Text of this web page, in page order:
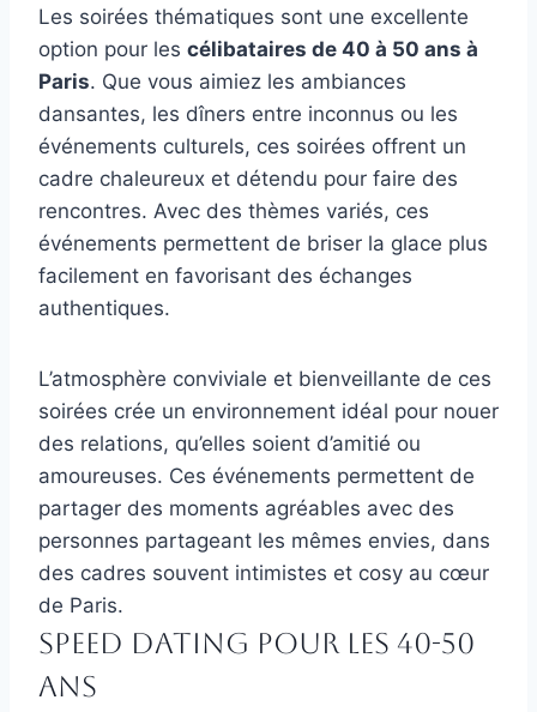
Les soirées thématiques sont une excellente
option pour les célibataires de 40 à 50 ans à
Paris. Que vous aimiez les ambiances
dansantes, les dîners entre inconnus ou les
événements culturels, ces soirées offrent un
cadre chaleureux et détendu pour faire des
rencontres. Avec des thèmes variés, ces
événements permettent de briser la glace plus
facilement en favorisant des échanges
authentiques.
L’atmosphère conviviale et bienveillante de ces
soirées crée un environnement idéal pour nouer
des relations, qu’elles soient d’amitié ou
amoureuses. Ces événements permettent de
partager des moments agréables avec des
personnes partageant les mêmes envies, dans
des cadres souvent intimistes et cosy au cœur
de Paris.
Speed dating pour les 40-50
ans